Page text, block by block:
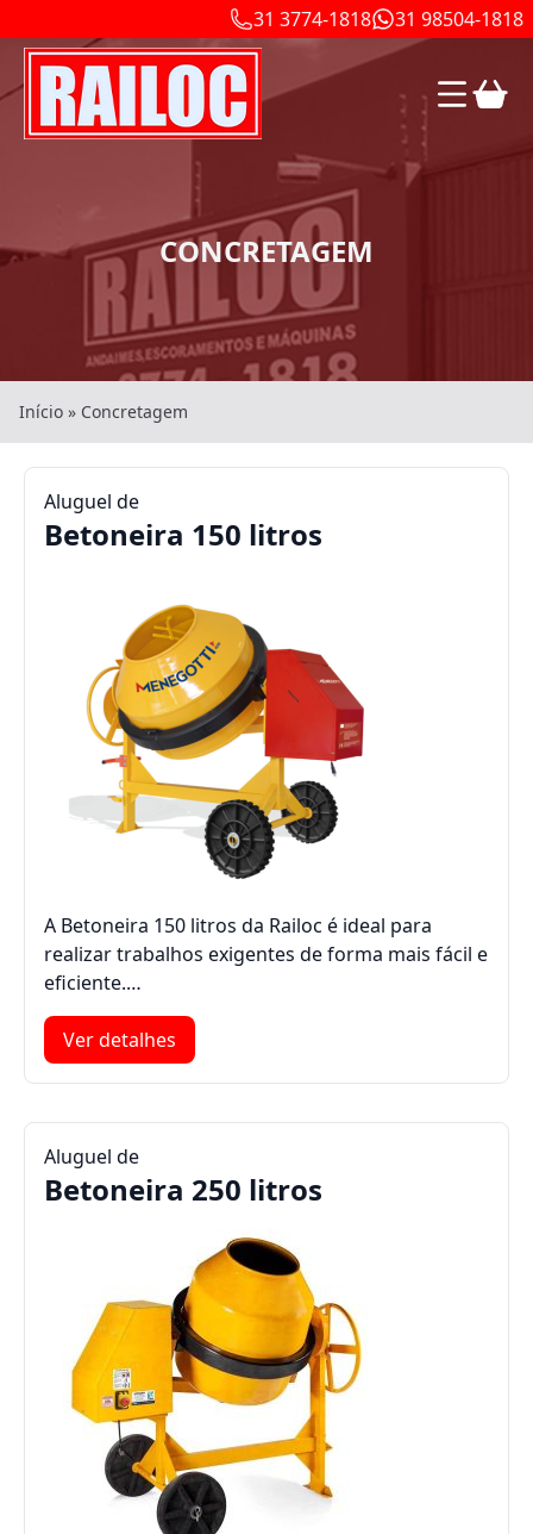
31 3774-1818 31 98504-1818
CONCRETAGEM
Início » Concretagem
Aluguel de
Betoneira 150 litros
A Betoneira 150 litros da Railoc é ideal para
realizar trabalhos exigentes de forma mais fácil e
eficiente.…
Ver detalhes
Aluguel de
Betoneira 250 litros